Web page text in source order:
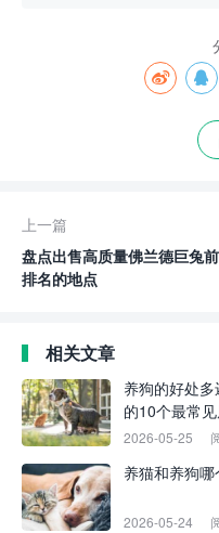
上一篇
盘点出售高质量佛兰德巨兔
排名的地点
相关文章
养狗的好处
的10个最常
2026-05-25
养猫和养狗
2026-05-24